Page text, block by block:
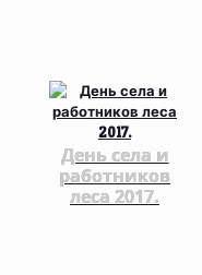
День села и
работников
леса 2017.